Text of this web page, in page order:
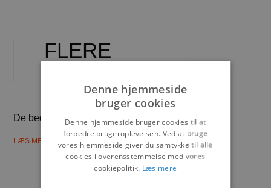
FLERE
De bedste elektriske stationcars i 2025
LÆS MERE
Denne hjemmeside
bruger cookies
Denne hjemmeside bruger cookies til at
forbedre brugeroplevelsen. Ved at bruge
vores hjemmeside giver du samtykke til alle
cookies i overensstemmelse med vores
cookiepolitik. Læs mere